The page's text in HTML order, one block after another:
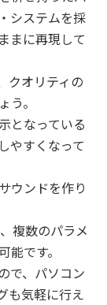
システムを採
まに再現して
クオリティの
。
となっている
やすくなって
ウンドを作り
複数のパラメ
です。
で、パソコン
も気軽に行え